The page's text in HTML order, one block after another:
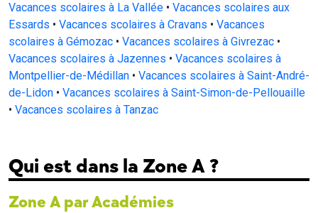
Vacances scolaires à La Vallée • Vacances scolaires aux
Essards • Vacances scolaires à Cravans • Vacances
scolaires à Gémozac • Vacances scolaires à Givrezac •
Vacances scolaires à Jazennes • Vacances scolaires à
Montpellier-de-Médillan • Vacances scolaires à Saint-André-
de-Lidon • Vacances scolaires à Saint-Simon-de-Pellouaille
• Vacances scolaires à Tanzac
Qui est dans la Zone A ?
Zone A par Académies